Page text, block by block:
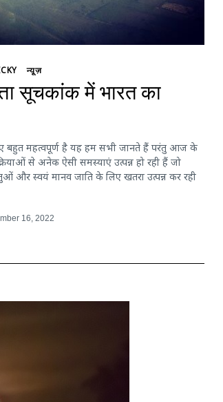
न्यूज़
सूचकांक में भारत का
बहुत महत्वपूर्ण है यह हम सभी जानते हैं परंतु आज के
से अनेक ऐसी समस्याएं उत्पन्न हो रही हैं जो
और स्वयं मानव जाति के लिए खतरा उत्पन्न कर रही
16, 2022